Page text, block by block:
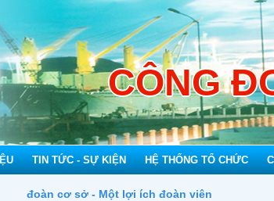
CÔNG
TIN TỨC - SỰ KIỆN HỆ THỐNG TỔ CHỨC
ích đoàn viên